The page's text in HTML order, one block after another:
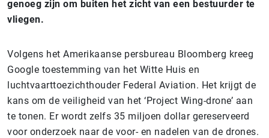
genoeg zijn om buiten het zicht van een bestuurder te
vliegen.
Volgens het Amerikaanse persbureau Bloomberg kreeg
Google toestemming van het Witte Huis en
luchtvaarttoezichthouder Federal Aviation. Het krijgt de
kans om de veiligheid van het ‘Project Wing-drone’ aan
te tonen. Er wordt zelfs 35 miljoen dollar gereserveerd
voor onderzoek naar de voor- en nadelen van de drones.